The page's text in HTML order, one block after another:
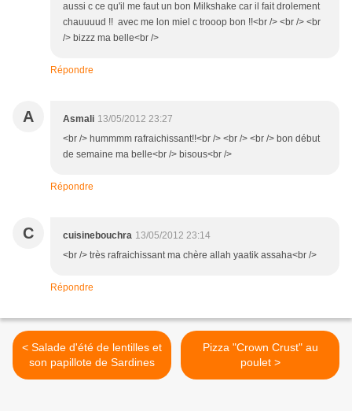
aussi c ce qu'il me faut un bon Milkshake car il fait drolement
chauuuud !! avec me lon miel c trooop bon !!<br /> <br /> <br
/> bizzz ma belle<br />
Répondre
A Asmali 13/05/2012 23:27
<br /> hummmm rafraichissant!!<br /> <br /> <br /> bon début
de semaine ma belle<br /> bisous<br />
Répondre
C cuisinebouchra 13/05/2012 23:14
<br /> très rafraichissant ma chère allah yaatik assaha<br />
Répondre
< Salade d'été de lentilles et
son papillote de Sardines
Pizza "Crown Crust" au
poulet >